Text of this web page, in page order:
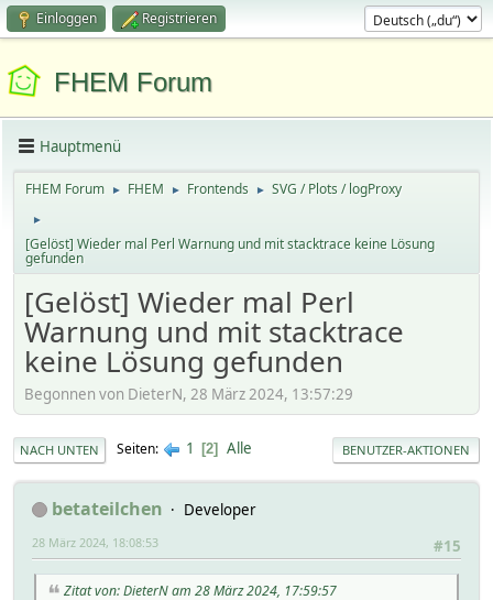
Einloggen Registrieren
FHEM Forum
Hauptmenü
FHEM Forum ► FHEM ► Frontends ► SVG / Plots / logProxy
►
[Gelöst] Wieder mal Perl Warnung und mit stacktrace keine Lösung
gefunden
[Gelöst] Wieder mal Perl
Warnung und mit stacktrace
keine Lösung gefunden
Begonnen von DieterN, 28 März 2024, 13:57:29
NACH UNTEN Seiten 1 2 Alle BENUTZER-AKTIONEN
betateilchen
Developer
#15
28 März 2024, 18:08:53
Zitat von: DieterN am 28 März 2024, 17:59:57